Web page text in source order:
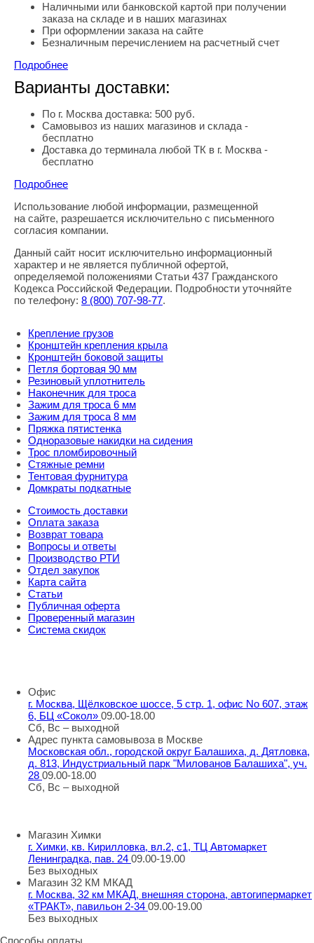
Наличными или банковской картой при получении
заказа на складе и в наших магазинах
При оформлении заказа на сайте
Безналичным перечислением на расчетный счет
Подробнее
Варианты доставки:
По г. Москва доставка: 500 руб.
Самовывоз из наших магазинов и склада -
бесплатно
Доставка до терминала любой ТК в г. Москва -
бесплатно
Подробнее
Правовая информация
Использование любой информации, размещенной
на сайте, разрешается исключительно с письменного
согласия компании.
Данный сайт носит исключительно информационный
характер и не является публичной офертой,
определяемой положениями Статьи 437 Гражданского
Кодекса Российской Федерации. Подробности уточняйте
по телефону: 8 (800) 707-98-77.
Крепление грузов
Кронштейн крепления крыла
Кронштейн боковой защиты
Петля бортовая 90 мм
Резиновый уплотнитель
Наконечник для троса
Зажим для троса 6 мм
Зажим для троса 8 мм
Пряжка пятистенка
Одноразовые накидки на сидения
Трос пломбировочный
Стяжные ремни
Тентовая фурнитура
Домкраты подкатные
Стоимость доставки
Оплата заказа
Возврат товара
Вопросы и ответы
Производство РТИ
Отдел закупок
Карта сайта
Статьи
Публичная оферта
Проверенный магазин
Система скидок
Офис
г. Москва, Щёлковское шоссе, 5 стр. 1, офис No 607, этаж
6, БЦ «Сокол» 09.00-18.00
Сб, Вс – выходной
Адрес пункта самовывоза в Москве
Московская обл., городской округ Балашиха, д. Дятловка,
д. 813, Индустриальный парк "Милованов Балашиха", уч.
28 09.00-18.00
Сб, Вс – выходной
Магазин Химки
г. Химки, кв. Кирилловка, вл.2, с1, ТЦ Автомаркет
Ленинградка, пав. 24 09.00-19.00
Без выходных
Магазин 32 КМ МКАД
г. Москва, 32 км МКАД, внешняя сторона, автогипермаркет
«ТРАКТ», павильон 2-34 09.00-19.00
Без выходных